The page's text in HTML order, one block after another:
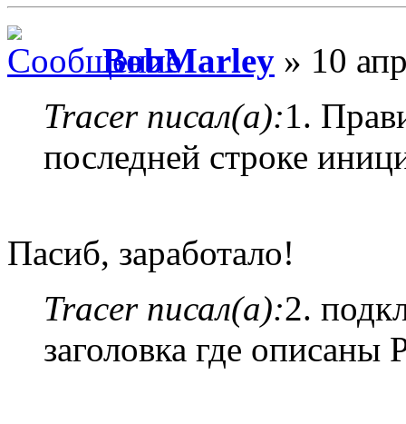
BobMarley » 10
Tracer писал(а):1.
последней строке
Пасиб, заработало!
Tracer писал(а):2.
заголовка где описаны